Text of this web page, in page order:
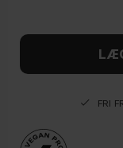
FRI